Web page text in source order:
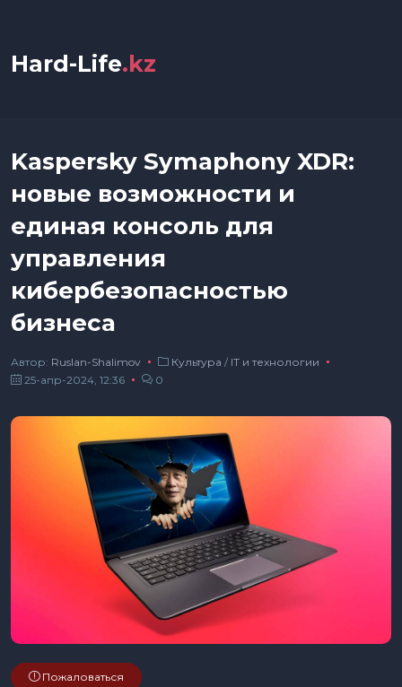
Hard-Life.kz
Kaspersky Symaphony XDR:
новые возможности и
единая консоль для
управления
кибербезопасностью
бизнеса
Автор: Ruslan-Shalimov Культура / IT и технологии
25-апр-2024, 12:36
0
Пожаловаться